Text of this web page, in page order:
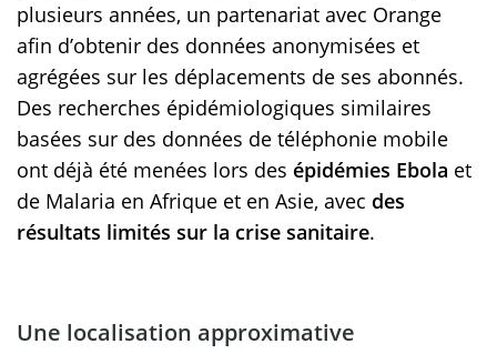
plusieurs années, un partenariat avec Orange
afin d’obtenir des données anonymisées et
agrégées sur les déplacements de ses abonnés.
Des recherches épidémiologiques similaires
basées sur des données de téléphonie mobile
ont déjà été menées lors des épidémies Ebola et
de Malaria en Afrique et en Asie, avec des
résultats limités sur la crise sanitaire.
Une localisation approximative